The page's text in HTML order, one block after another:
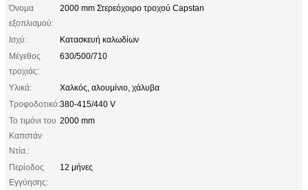
Όνομα
εξοπλισμού:
2000 mm Στερεόχοιρο τροχού Capstan
Ισχύ:
Κατασκευή καλωδίων
Μέγεθος
τροχιάς:
630/500/710
Υλικά:
Χαλκός, αλουμίνιο, χάλυβα
Τροφοδοτικό:380-415/440 V
Το τιμόνι του
Καπστάν
Ντία.:
2000 mm
Περίοδος
Εγγύησης:
12 μήνες